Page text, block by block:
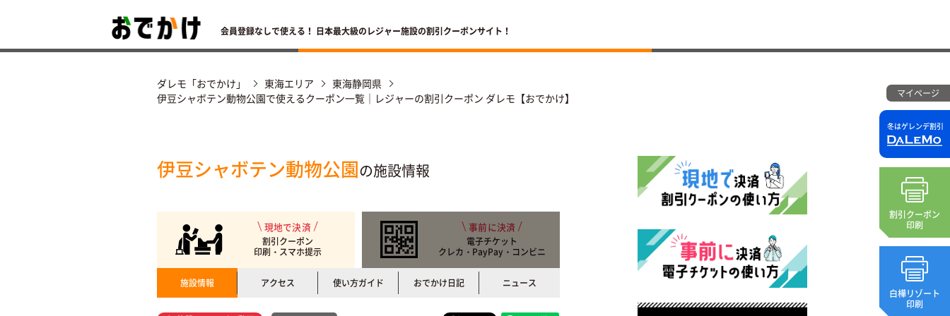
会員登録なしで使える！ 日本最大級のレジャー施設の割引クーポンサイト！
冬はゲレンデ割引
割引クーポン
印刷
白樺リゾート
印刷
マイページ
ダレモ「おでかけ」 東海エリア
東海静岡県
伊豆シャボテン動物公園で使えるクーポン一覧｜レジャーの割引クーポン ダレモ【おでかけ】
伊豆シャボテン動物公園の施設情報
現地で決済
割引クーポン
印刷・スマホ提示
事前に決済
電子チケット
クレカ・PayPay・コンビニ
施設情報 アクセス 使い方ガイド おでかけ日記 ニュース